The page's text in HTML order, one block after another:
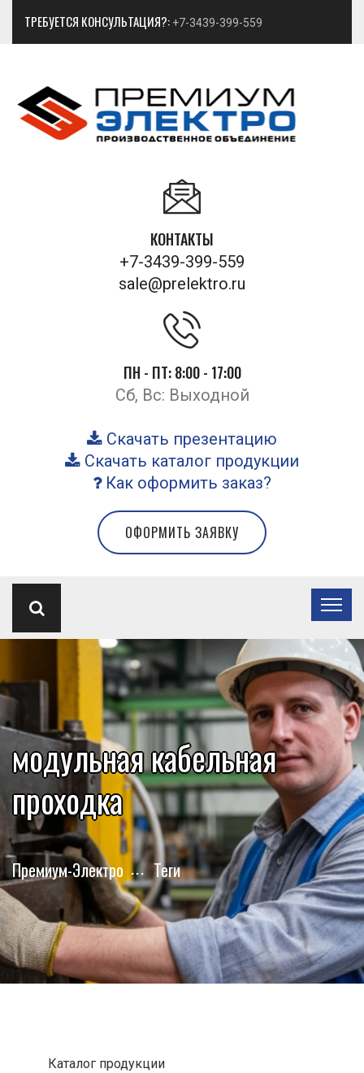
ТРЕБУЕТСЯ КОНСУЛЬТАЦИЯ?: +7-3439-399-559
КОНТАКТЫ
+7-3439-399-559
sale@prelektro.ru
ПН - ПТ: 8:00 - 17:00
Сб, Вс: Выходной
Скачать презентацию
Скачать каталог продукции
Как оформить заказ?
ОФОРМИТЬ ЗАЯВКУ
модульная кабельная
проходка
Премиум-Электро Теги
Каталог продукции